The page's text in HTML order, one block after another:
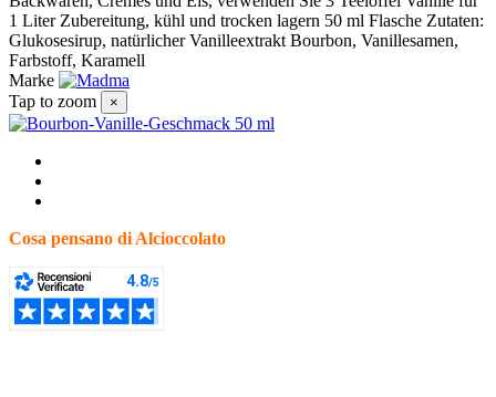
1 Liter Zubereitung, kühl und trocken lagern 50 ml Flasche Zutaten:
Glukosesirup, natürlicher Vanilleextrakt Bourbon, Vanillesamen,
Farbstoff, Karamell
Marke
Tap to zoom
×
Cosa pensano di Alcioccolato